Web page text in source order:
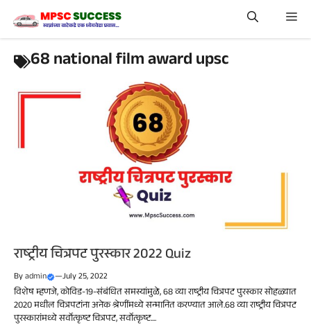
content
68 national film award upsc
राष्ट्रीय चित्रपट पुरस्कार 2022 Quiz
Byadmin —July 25, 2022
विशेष म्हणजे, कोविड-19-संबंधित समस्यांमुळे, 68 व्या राष्ट्रीय चित्रपट पुरस्कार सोहळ्यात
2020 मधील चित्रपटांना अनेक श्रेणींमध्ये सन्मानित करण्यात आले.68 व्या राष्ट्रीय चित्रपट
पुरस्कारांमध्ये सर्वोत्कृष्ट चित्रपट, सर्वोत्कृष्ट....